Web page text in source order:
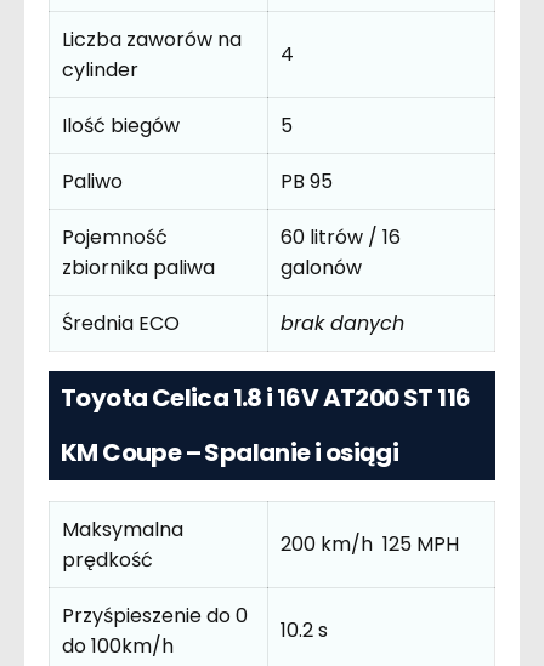
Liczba zaworów na
cylinder
4
Ilość biegów
5
Paliwo
PB 95
Pojemność
zbiornika paliwa
60 litrów / 16
galonów
Średnia ECO
brak danych
Toyota Celica 1.8 i 16V AT200 ST 116
KM Coupe – Spalanie i osiągi
Maksymalna
prędkość
200 km/h 125 MPH
Przyśpieszenie do 0
do 100km/h
10.2 s